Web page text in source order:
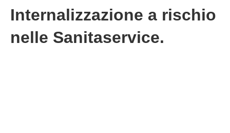
Internalizzazione a rischio
nelle Sanitaservice.